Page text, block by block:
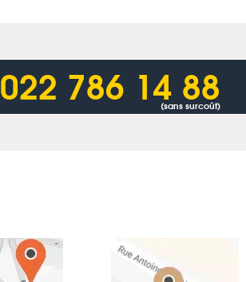
022 786 14 88
(sans surcoût)